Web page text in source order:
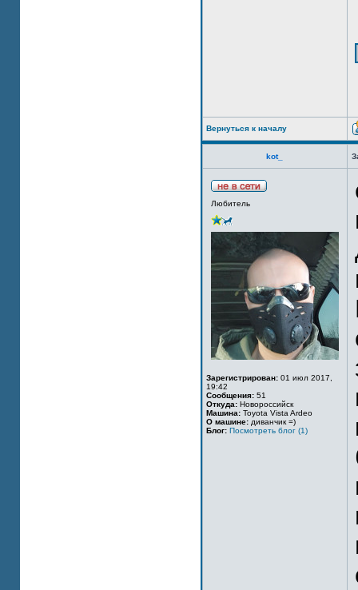
Вернуться к началу
kot_
Любитель
Зарегистрирован: 01 июл 2017,
19:42
Сообщения: 51
Откуда: Новороссийск
Машина: Toyota Vista Ardeo
О машине: диванчик =)
Блог: Посмотреть блог (1)